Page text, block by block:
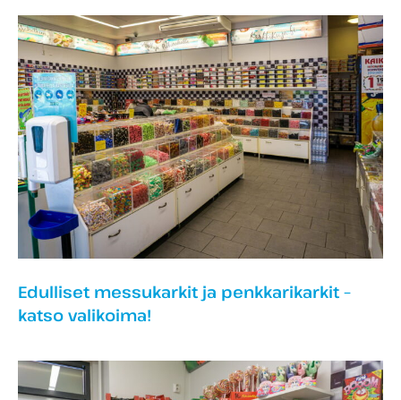
Edulliset messukarkit ja penkkarikarkit –
katso valikoima!